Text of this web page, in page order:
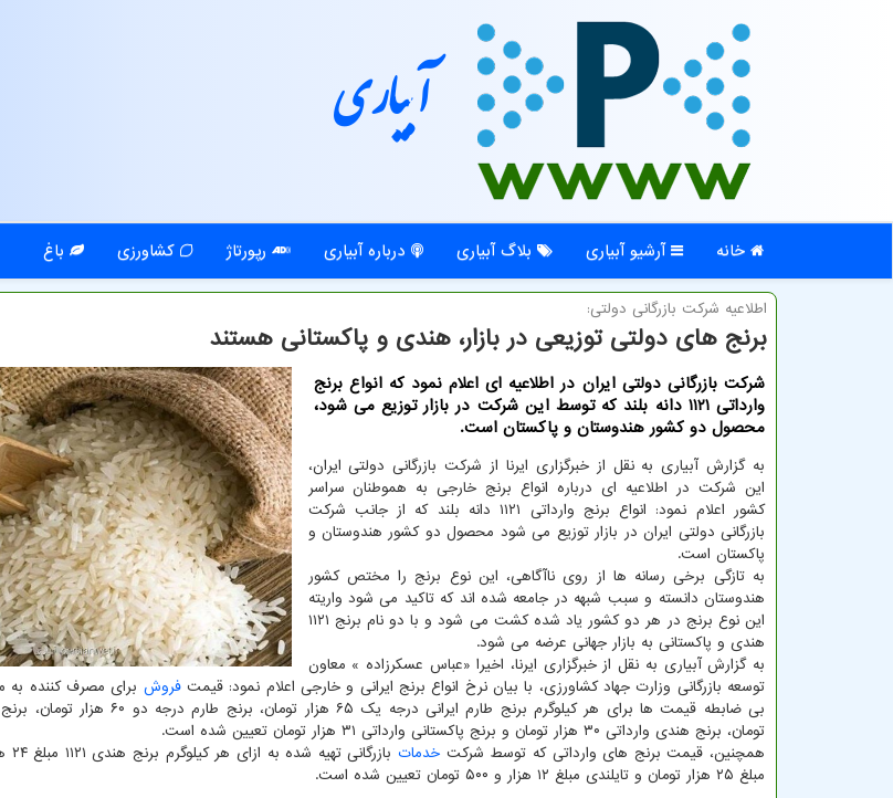
آبیاری
خانه آرشیو آبیاری بلاگ آبیاری درباره آبیاری رپورتاژ کشاورزی باغ
اطلاعیه شركت بازرگانی دولتی:
برنج های دولتی توزیعی در بازار، هندی و پاکستانی هستند
شرکت بازرگانی دولتی ایران در اطلاعیه ای اعلام نمود که انواع برنج
وارداتی ۱۱۲۱ دانه بلند که توسط این شرکت در بازار توزیع می شود،
محصول دو کشور هندوستان و پاکستان است.
به گزارش آبیاری به نقل از خبرگزاری ایرنا از شرکت بازرگانی دولتی ایران،
این شرکت در اطلاعیه ای درباره انواع برنج خارجی به هموطنان سراسر
کشور اعلام نمود: انواع برنج وارداتی ۱۱۲۱ دانه بلند که از جانب شرکت
بازرگانی دولتی ایران در بازار توزیع می شود محصول دو کشور هندوستان و
پاکستان است.
به تازگی برخی رسانه ها از روی ناآگاهی، این نوع برنج را مختص کشور
هندوستان دانسته و سبب شبهه در جامعه شده اند که تاکید می شود واریته
این نوع برنج در هر دو کشور یاد شده کشت می شود و با دو نام برنج ۱۱۲۱
هندی و پاکستانی به بازار جهانی عرضه می شود.
به گزارش آبیاری به نقل از خبرگزاری ایرنا، اخیرا «عباس عسکرزاده » معاون
توسعه بازرگانی وزارت جهاد کشاورزی، با بیان نرخ انواع برنج ایرانی و خارجی اعلام نمود: قیمتفروش برای مصرف کننده به
تومان، برنج هندی وارداتی ۳۰ هزار تومان و برنج پاکستانی وارداتی ۳۱ هزار تومان تعیین شده است.
همچنین، قیمت برنج های وارداتی که توسط شرکت خدمات
مبلغ ۲۵ هزار تومان و تایلندی مبلغ ۱۲ هزار و ۵۰۰ تومان تعیین شده است.